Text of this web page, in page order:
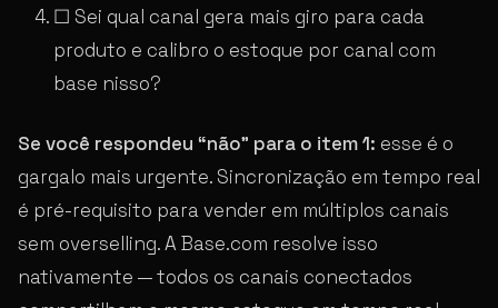
☐ Sei qual canal gera mais giro para cada
produto e calibro o estoque por canal com
base nisso?
Se você respondeu “não” para o item 1: esse é o
gargalo mais urgente. Sincronização em tempo real
é pré-requisito para vender em múltiplos canais
sem overselling. A Base.com resolve isso
nativamente — todos os canais conectados